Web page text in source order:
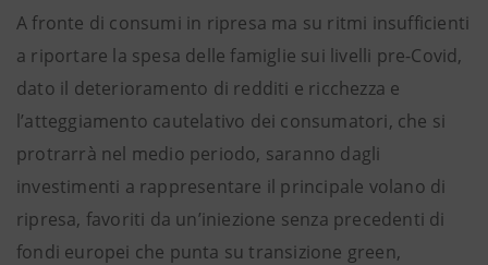
A fronte di consumi in ripresa ma su ritmi insufficienti
a riportare la spesa delle famiglie sui livelli pre-Covid,
dato il deterioramento di redditi e ricchezza e
l’atteggiamento cautelativo dei consumatori, che si
protrarrà nel medio periodo, saranno dagli
investimenti a rappresentare il principale volano di
ripresa, favoriti da un’iniezione senza precedenti di
fondi europei che punta su transizione green,